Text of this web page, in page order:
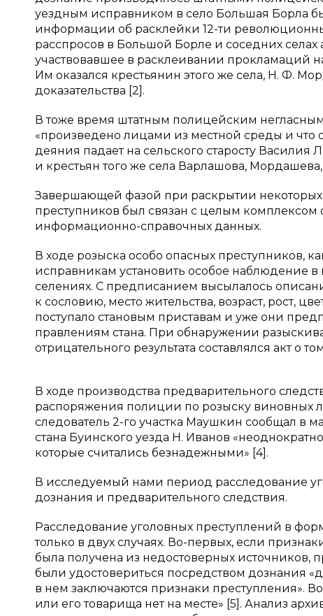
уездным исправником в село Большая Борла
информации об расклейки 12-ти
расспросов в Большой Борле и соседних
участвовавшее в расклеивании прокламаций
Им оказался крестьянин этого же села, Н. Ф.
доказательства [2].
В тоже время штатным полицейским
«произведено лицами из местной среды и что
деяния падает на сельского старосту
и крестьян того же села Варлашова,
Завершающей фазой при раскрытии
преступников был связан с целым
информационно-справочных данных.
В ходе розыска особо опасных преступников,
исправникам установить особое наблюдение
селениях. С предписанием высылалось
к сословию, место жительства, возраст, рост,
поступало становым приставам и уже они
правлениям стана. При обнаружении
отрицательного результата составлялся акт о
В ходе производства предварительного
распоряжения полиции по розыску виновных
следователь 2-го участка Маушкин сообщал в
стана Буинского уезда Н. Иванов
которые считались безнадежными» [4].
В исследуемый нами период расследование
дознания и предварительного следствия.
Расследование уголовных преступлений в
только в двух случаях. Во-первых, если
была получена из недостоверных источников,
были удостовериться посредством дознания
в нем заключаются признаки преступления».
или его товарища нет на месте» [5]. Анализ